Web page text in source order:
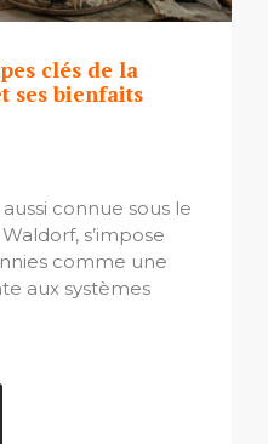
clés de la
ses bienfaits
connue sous le
s’impose
comme une
aux systèmes